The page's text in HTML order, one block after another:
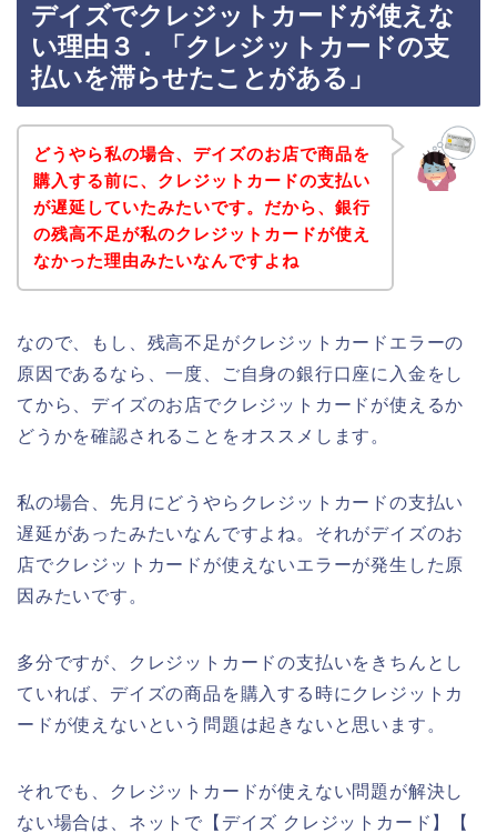
デイズでクレジットカードが使えな
い理由３．「クレジットカードの支
払いを滞らせたことがある」
どうやら私の場合、デイズのお店で商品を
購入する前に、クレジットカードの支払い
が遅延していたみたいです。だから、銀行
の残高不足が私のクレジットカードが使え
なかった理由みたいなんですよね
なので、もし、残高不足がクレジットカードエラーの
原因であるなら、一度、ご自身の銀行口座に入金をし
てから、デイズのお店でクレジットカードが使えるか
どうかを確認されることをオススメします。
私の場合、先月にどうやらクレジットカードの支払い
遅延があったみたいなんですよね。それがデイズのお
店でクレジットカードが使えないエラーが発生した原
因みたいです。
多分ですが、クレジットカードの支払いをきちんとし
ていれば、デイズの商品を購入する時にクレジットカ
ードが使えないという問題は起きないと思います。
それでも、クレジットカードが使えない問題が解決し
ない場合は、ネットで【デイズ クレジットカード】【